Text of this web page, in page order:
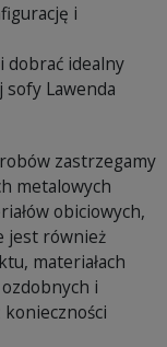
i
dobrać idealny
Lawenda
zastrzegamy
metalowych
obiciowych,
jest również
materiałach
i